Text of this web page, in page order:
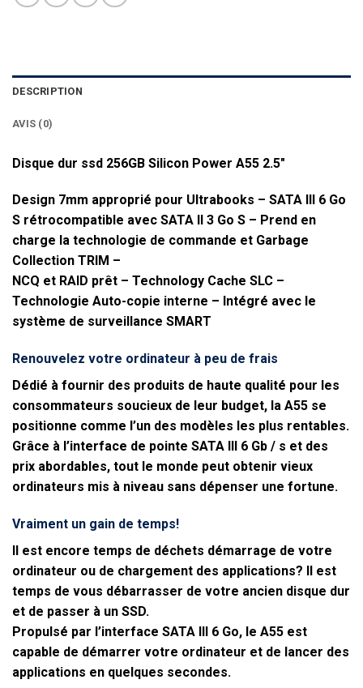
DESCRIPTION
AVIS (0)
Disque dur ssd 256GB Silicon Power A55 2.5″
Design 7mm approprié pour Ultrabooks – SATA III 6 Go
S rétrocompatible avec SATA II 3 Go S – Prend en
charge la technologie de commande et Garbage
Collection TRIM –
NCQ et RAID prêt – Technology Cache SLC –
Technologie Auto-copie interne – Intégré avec le
système de surveillance SMART
Renouvelez votre ordinateur à peu de frais
Dédié à fournir des produits de haute qualité pour les
consommateurs soucieux de leur budget, la A55 se
positionne comme l’un des modèles les plus rentables.
Grâce à l’interface de pointe SATA III 6 Gb / s et des
prix abordables, tout le monde peut obtenir vieux
ordinateurs mis à niveau sans dépenser une fortune.
Vraiment un gain de temps!
Il est encore temps de déchets démarrage de votre
ordinateur ou de chargement des applications? Il est
temps de vous débarrasser de votre ancien disque dur
et de passer à un SSD.
Propulsé par l’interface SATA III 6 Go, le A55 est
capable de démarrer votre ordinateur et de lancer des
applications en quelques secondes.